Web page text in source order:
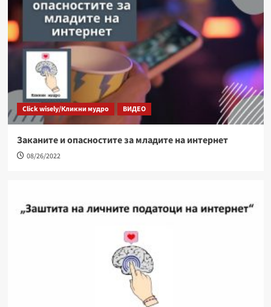
Click wisely/Кликни мудро ВИДЕО
Заканите и опасностите за младите на интернет
08/26/2022